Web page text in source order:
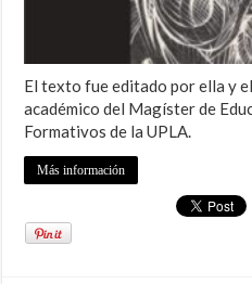
El texto fue editado por ella y
académico del Magíster de
Formativos de la UPLA.
Más información